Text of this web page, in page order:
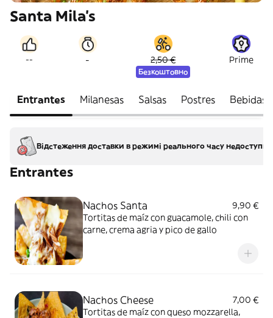
Santa Mila's
-- - 2,50 €
Безкоштовно
Prime
Entrantes Milanesas Salsas Postres Bebidas
Відстеження доставки в режимі реального часу
Entrantes
Nachos Santa
9,90 €
Tortitas de maíz con guacamole, chili con
carne, crema agria y pico de gallo
Nachos Cheese
7,00 €
Tortitas de maíz con queso mozzarella,